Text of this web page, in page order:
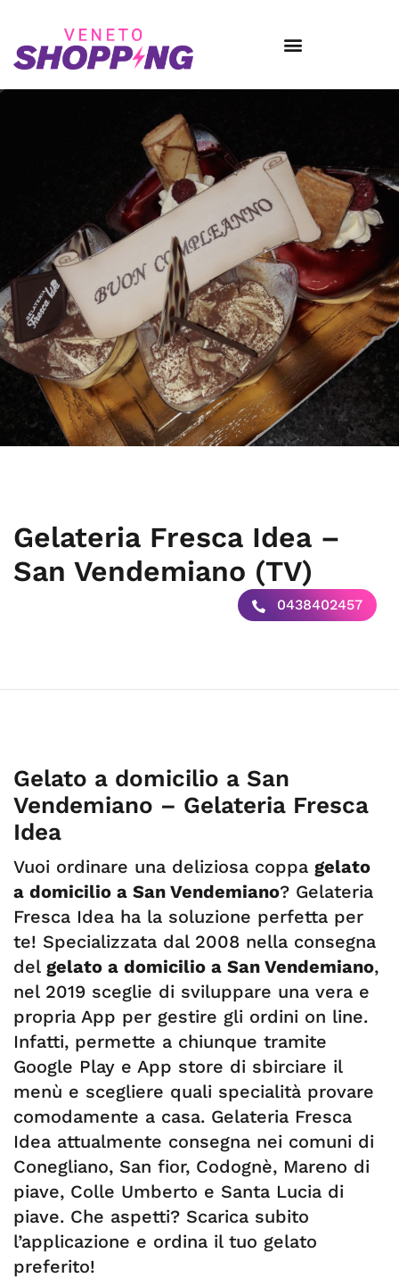
Gelateria Fresca Idea –
San Vendemiano (TV)
0438402457
Gelato a domicilio a San
Vendemiano – Gelateria Fresca
Idea
Vuoi ordinare una deliziosa coppa gelato
a domicilio a San Vendemiano? Gelateria
Fresca Idea ha la soluzione perfetta per
te! Specializzata dal 2008 nella consegna
del gelato a domicilio a San Vendemiano,
nel 2019 sceglie di sviluppare una vera e
propria App per gestire gli ordini on line.
Infatti, permette a chiunque tramite
Google Play e App store di sbirciare il
menù e scegliere quali specialità provare
comodamente a casa. Gelateria Fresca
Idea attualmente consegna nei comuni di
Conegliano, San fior, Codognè, Mareno di
piave, Colle Umberto e Santa Lucia di
piave. Che aspetti? Scarica subito
l’applicazione e ordina il tuo gelato
preferito!